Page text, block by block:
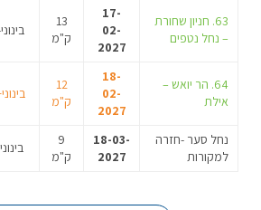
63. חניון שחורת
– נחל נטפים
17-
02-
2027
13
ק"מ
64. הר יואש –
אילת
18-
02-
2027
12
ק"מ
נחל סער -חזרה
למקורות
18-03-
2027
9
ק"מ
בינוני